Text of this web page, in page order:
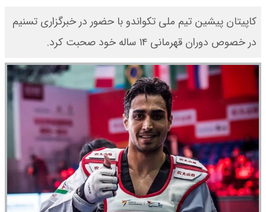
کاپیتان پیشین تیم ملی تکواندو با حضور در خبرگزاری تسنیم
در خصوص دوران قهرمانی ۱۴ ساله خود صحبت کرد.